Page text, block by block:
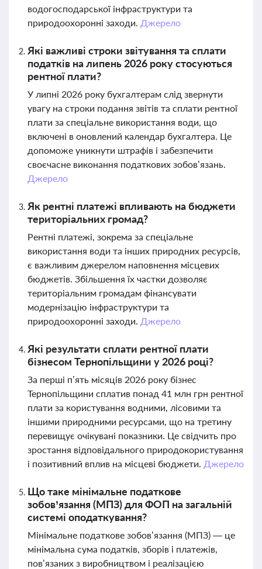
водогосподарської інфраструктури та
природоохоронні заходи. Джерело
Які важливі строки звітування та сплати
податків на липень 2026 року стосуються
рентної плати?
У липні 2026 року бухгалтерам слід звернути
увагу на строки подання звітів та сплати рентної
плати за спеціальне використання води, що
включені в оновлений календар бухгалтера. Це
допоможе уникнути штрафів і забезпечити
своєчасне виконання податкових зобов’язань.
Джерело
Як рентні платежі впливають на бюджети
територіальних громад?
Рентні платежі, зокрема за спеціальне
використання води та інших природних ресурсів,
є важливим джерелом наповнення місцевих
бюджетів. Збільшення їх частки дозволяє
територіальним громадам фінансувати
модернізацію інфраструктури та
природоохоронні заходи. Джерело
Які результати сплати рентної плати
бізнесом Тернопільщини у 2026 році?
За перші п’ять місяців 2026 року бізнес
Тернопільщини сплатив понад 41 млн грн рентної
плати за користування водними, лісовими та
іншими природними ресурсами, що на третину
перевищує очікувані показники. Це свідчить про
зростання відповідального природокористування
і позитивний вплив на місцеві бюджети. Джерело
Що таке мінімальне податкове
зобов’язання (МПЗ) для ФОП на загальній
системі оподаткування?
Мінімальне податкове зобов’язання (МПЗ) — це
мінімальна сума податків, зборів і платежів,
пов’язаних з виробництвом і реалізацією